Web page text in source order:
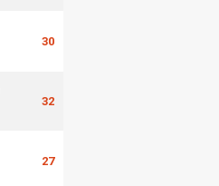
30
32
27